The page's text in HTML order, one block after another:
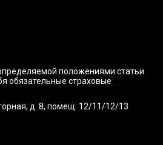
положениями статьи
обязательные страховые
д. 8, помещ. 12/11/12/13